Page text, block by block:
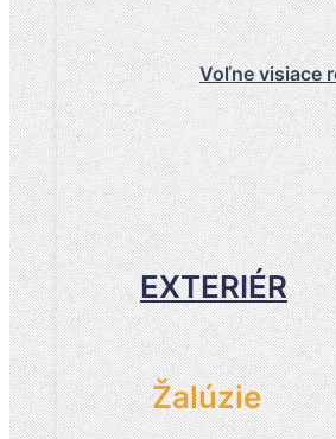
Voľne visiace
EXTERIÉR
Žalúzie